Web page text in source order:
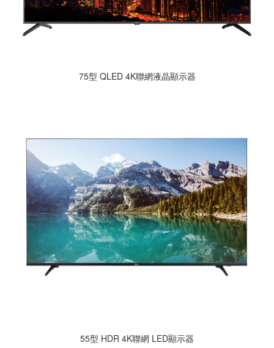
75型 QLED 4K聯網液晶顯示器
55型 HDR 4K聯網 LED顯示器